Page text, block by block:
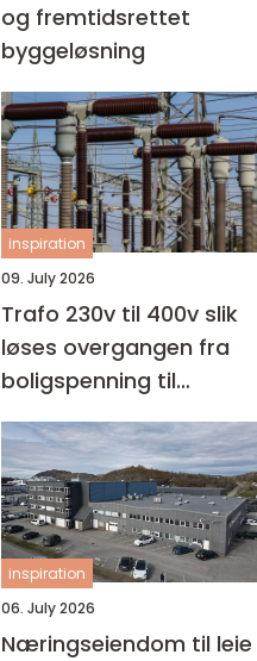
og fremtidsrettet
byggeløsning
inspiration
09. July 2026
Trafo 230v til 400v slik
løses overgangen fra
boligspenning til
industrispenning
inspiration
06. July 2026
Næringseiendom til leie